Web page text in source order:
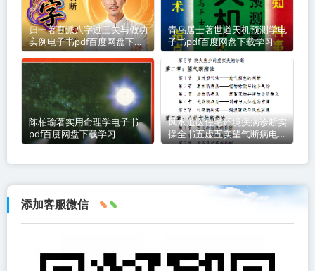
归一著盲派八字过三关与做功
实例电子书pdf百度网盘下载
学习
青乌居士著世道天机预测学电
子书pdf百度网盘下载学习
陈柏瑜著实用命理学电子书
pdf百度网盘下载学习
风水道医住宅环境疾病诊断实
操全书五虚五实望气断病电子
书pdf百度网盘下载学习
添加客服微信